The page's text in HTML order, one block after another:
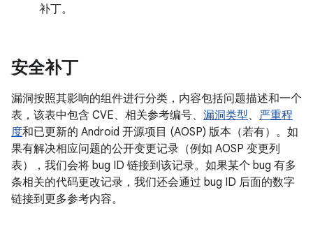
补丁。
安全补丁
漏洞按照其影响的组件进行分类，内容包括问题描述和一个
表，该表中包含 CVE、相关参考编号、 漏洞类型、 严重程
度和已更新的 Android 开源项目 (AOSP) 版本（若有）。如
果有解决相应问题的公开变更记录（例如 AOSP 变更列
表），我们会将 bug ID 链接到该记录。如果某个 bug 有多
条相关的代码更改记录，我们还会通过 bug ID 后面的数字
链接到更多参考内容。